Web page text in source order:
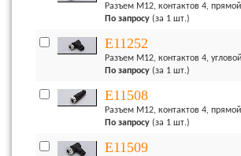
Разъем M12, контактов 4,
По запросу (за 1 шт.)
E11252
Разъем M12, контактов 4,
По запросу (за 1 шт.)
E11508
Разъем M12, контактов 4,
По запросу (за 1 шт.)
E11509